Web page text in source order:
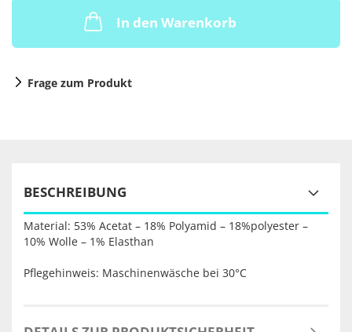
In den Warenkorb
Frage zum Produkt
BESCHREIBUNG
Material: 53% Acetat – 18% Polyamid – 18%polyester –
10% Wolle – 1% Elasthan
Pflegehinweis: Maschinenwäsche bei 30°C